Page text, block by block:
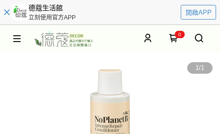
德蔻生活館
立刻使用官方APP
開啟APP
0
1/1